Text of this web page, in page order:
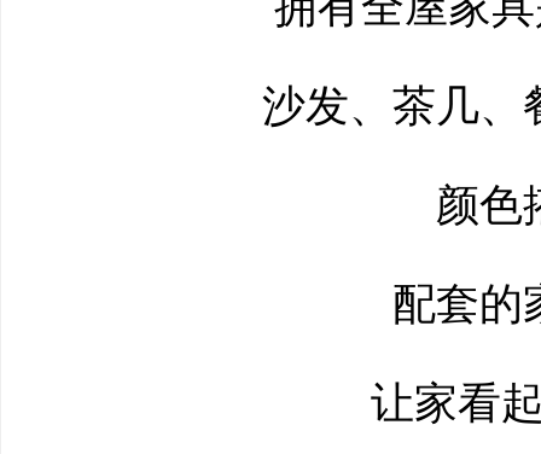
沙发、茶几、
颜色
配套的
让家看起